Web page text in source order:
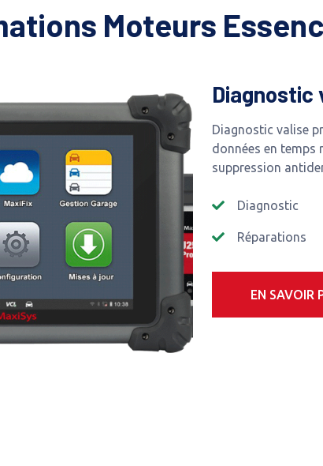
Moteurs
Diagnostic
Diagnostic valise
données en temps
suppression
Diagnostic
Réparations
EN SAVOIR